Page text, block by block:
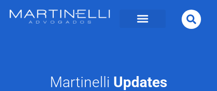
Martinelli Updates